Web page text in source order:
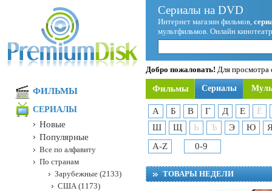
Сериалы на DVD
Интернет магазин фильмов,
мультфильмов. Онлайн
Добро пожаловать! Для просмотра
Фильмы Сериалы
А Б В Г Д Е
Ё
Ш
Щ Ь Ъ Э Ю
A-Z
0-9
ТОВАРЫ НЕДЕЛИ
ФИЛЬМЫ
СЕРИАЛЫ
Новые
Популярные
Все по алфавиту
По странам
Зарубежные (2133)
США (1173)